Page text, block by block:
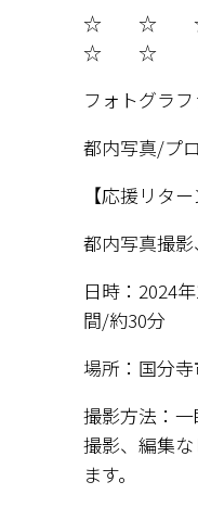
☆ ☆
☆ ☆
フォトグラ
都内写真/プ
【応援リター
都内写真撮
日時：2024
間/約30分
場所：国分
撮影方法：
撮影、編集
ます。